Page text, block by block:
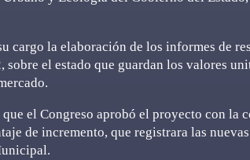
cargo la elaboración de los informes de
el estado que guardan los valores
el Congreso aprobó el proyecto con la
de incremento, que registrara las